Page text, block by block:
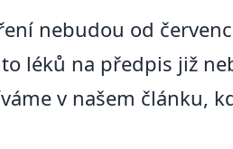
nebudou od
léků na předpis již
v našem článku,